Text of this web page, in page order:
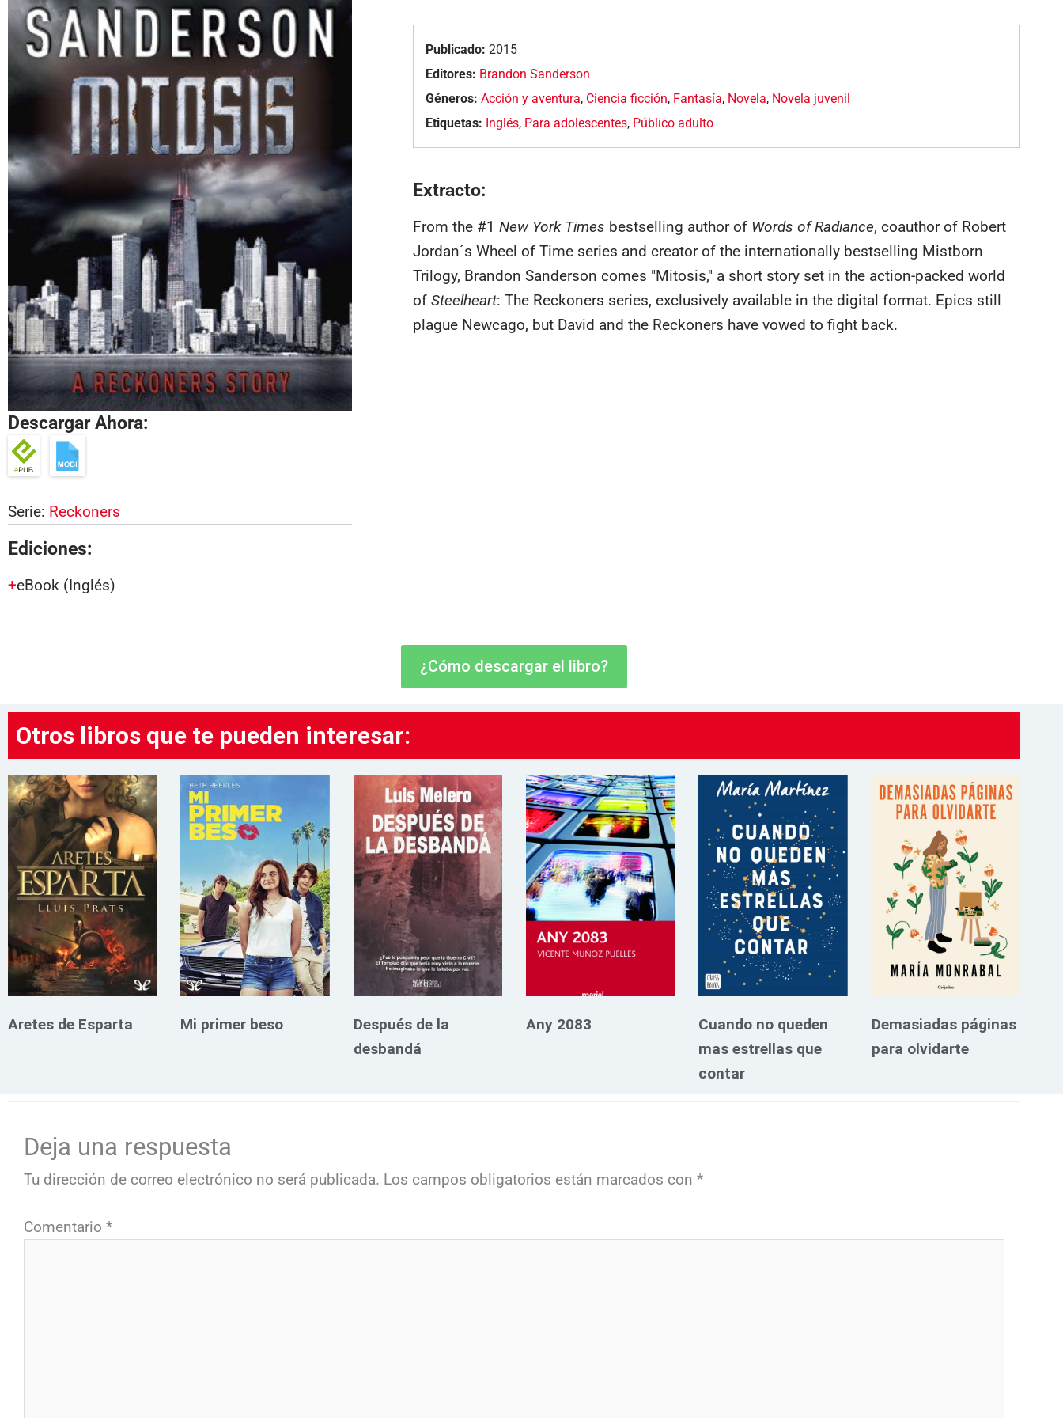
Descargar Ahora:
Serie: Reckoners
Ediciones:
eBook (Inglés)
Publicado: 2015
Editores: Brandon Sanderson
Géneros: Acción y aventura, Ciencia ficción, Fantasía, Novela, Novela juvenil
Etiquetas: Inglés, Para adolescentes, Público adulto
Extracto:
From the #1 New York Times bestselling author of Words of Radiance, coauthor of Robert
Jordan´s Wheel of Time series and creator of the internationally bestselling Mistborn
Trilogy, Brandon Sanderson comes "Mitosis," a short story set in the action-packed world
of Steelheart: The Reckoners series, exclusively available in the digital format. Epics still
plague Newcago, but David and the Reckoners have vowed to fight back.
¿Cómo descargar el libro?
Otros libros que te pueden interesar:
Aretes de Esparta Mi primer beso
Después de la
desbandá
Any 2083
Cuando no queden
mas estrellas que
contar
Demasiadas páginas
para olvidarte
Deja una respuesta
Tu dirección de correo electrónico no será publicada. Los campos obligatorios están marcados con *
Comentario *